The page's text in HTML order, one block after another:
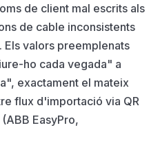
de client mal escrits als
de cable inconsistents
valors preemplenats
ho cada vegada" a
exactament el mateix
flux d'importació via QR
EasyPro,